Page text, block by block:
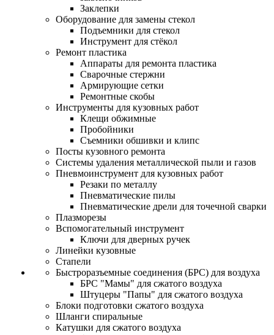
Заклепки
Оборудование для замены стекол
Подъемники для стекол
Инструмент для стёкол
Ремонт пластика
Аппараты для ремонта пластика
Сварочные стержни
Армирующие сетки
Ремонтные скобы
Инструменты для кузовных работ
Клещи обжимные
Пробойники
Съемники обшивки и клипс
Посты кузовного ремонта
Системы удаления металлической пыли и газов
Пневмоинструмент для кузовных работ
Резаки по металлу
Пневматические пилы
Пневматические дрели для точечной сварки
Плазморезы
Вспомогательный инструмент
Ключи для дверных ручек
Линейки кузовные
Стапели
Быстроразъемные соединения (БРС) для воздуха
БРС "Мамы" для сжатого воздуха
Штуцеры "Папы" для сжатого воздуха
Блоки подготовки сжатого воздуха
Шланги спиральные
Катушки для сжатого воздуха